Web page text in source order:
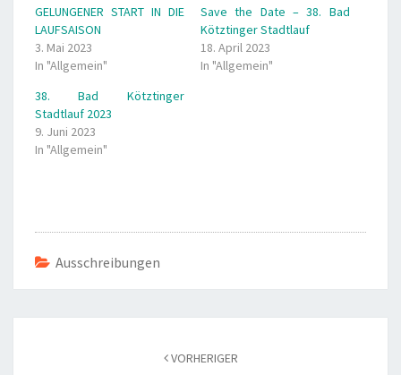
GELUNGENER START IN DIE
LAUFSAISON
3. Mai 2023
In "Allgemein"
Save the Date – 38. Bad
Kötztinger Stadtlauf
18. April 2023
In "Allgemein"
38. Bad Kötztinger
Stadtlauf 2023
9. Juni 2023
In "Allgemein"
Ausschreibungen
VORHERIGER